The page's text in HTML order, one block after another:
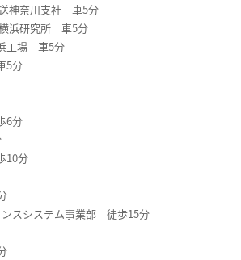
神奈川支社 車5分
浜研究所 車5分
工場 車5分
5分
6分
10分
ンスシステム事業部 徒歩15分